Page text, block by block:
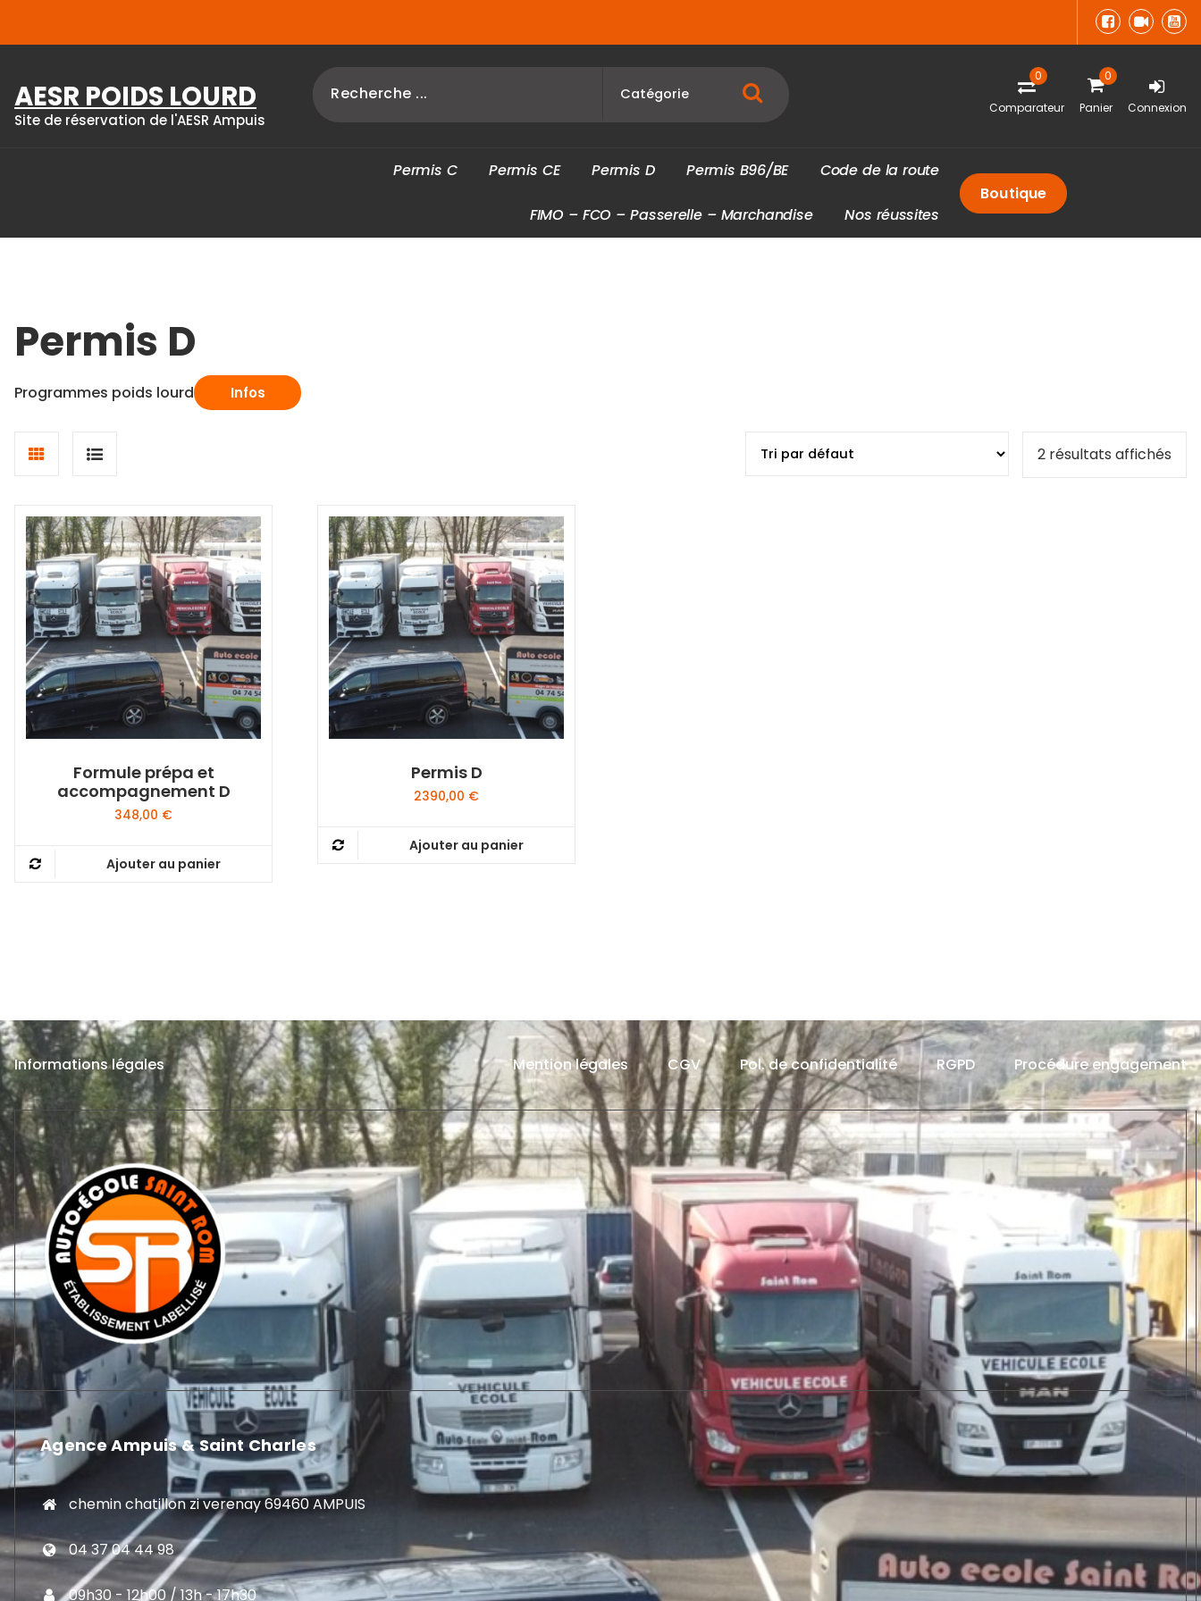
AESR POIDS LOURD
Site de réservation de l'AESR Ampuis
0
Comparateur
0
Panier Connexion
Permis C Permis CE Permis D Permis B96/BE Code de la route
FIMO – FCO – Passerelle – Marchandise Nos réussites
Boutique
Permis D
Programmes poids lourd Infos
2 résultats affichés
Grid
List
Formule prépa et
accompagnement D
348,00 €
Ajouter au panier
Permis D
2390,00 €
Ajouter au panier
Informations légales Mention légales CGV Pol. de confidentialité RGPD Procédure engagement
Agence Ampuis & Saint Charles
chemin chatillon zi verenay 69460 AMPUIS
04 37 04 44 98
09h30 - 12h00 / 13h - 17h30